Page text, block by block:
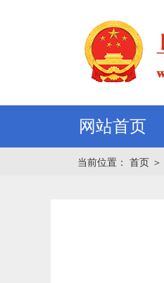
网站首页
当前位置： 首页 ＞